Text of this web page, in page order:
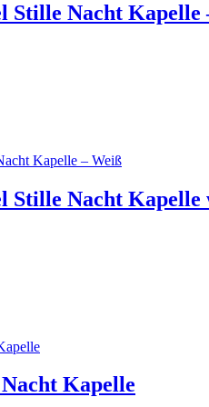
Stille Nacht Kapelle
Stille Nacht Kapelle
Kapelle